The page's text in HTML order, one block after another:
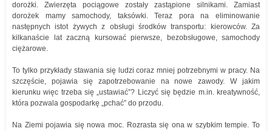
dorożki. Zwierzęta pociągowe zostały zastąpione silnikami. Zamiast
dorożek mamy samochody, taksówki. Teraz pora na eliminowanie
następnych istot żywych z obsługi środków transportu: kierowców. Za
kilkanaście lat zaczną kursować pierwsze, bezobsługowe, samochody
ciężarowe.
To tylko przykłady stawania się ludzi coraz mniej potrzebnymi w pracy. Na
szczęście, pojawia się zapotrzebowanie na nowe zawody. W jakim
kierunku więc trzeba się „ustawiać”? Liczyć się będzie m.in. kreatywność,
która pozwala gospodarkę „pchać” do przodu.
Na Ziemi pojawia się nowa moc. Rozrasta się ona w szybkim tempie. To